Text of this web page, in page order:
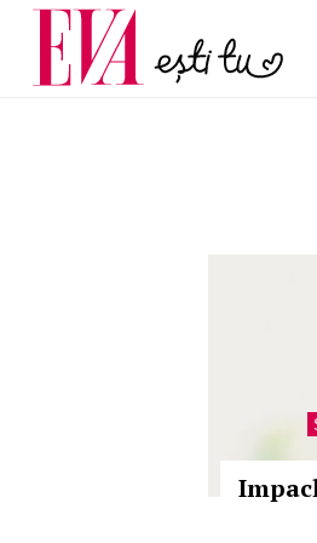
Carieră
Actualitate